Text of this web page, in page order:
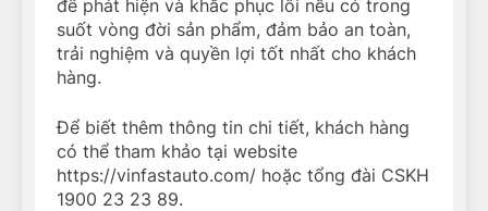
để phát hiện và khắc phục lỗi nếu có trong
suốt vòng đời sản phẩm, đảm bảo an toàn,
trải nghiệm và quyền lợi tốt nhất cho khách
hàng.
Để biết thêm thông tin chi tiết, khách hàng
có thể tham khảo tại website
https://vinfastauto.com/ hoặc tổng đài CSKH
1900 23 23 89.